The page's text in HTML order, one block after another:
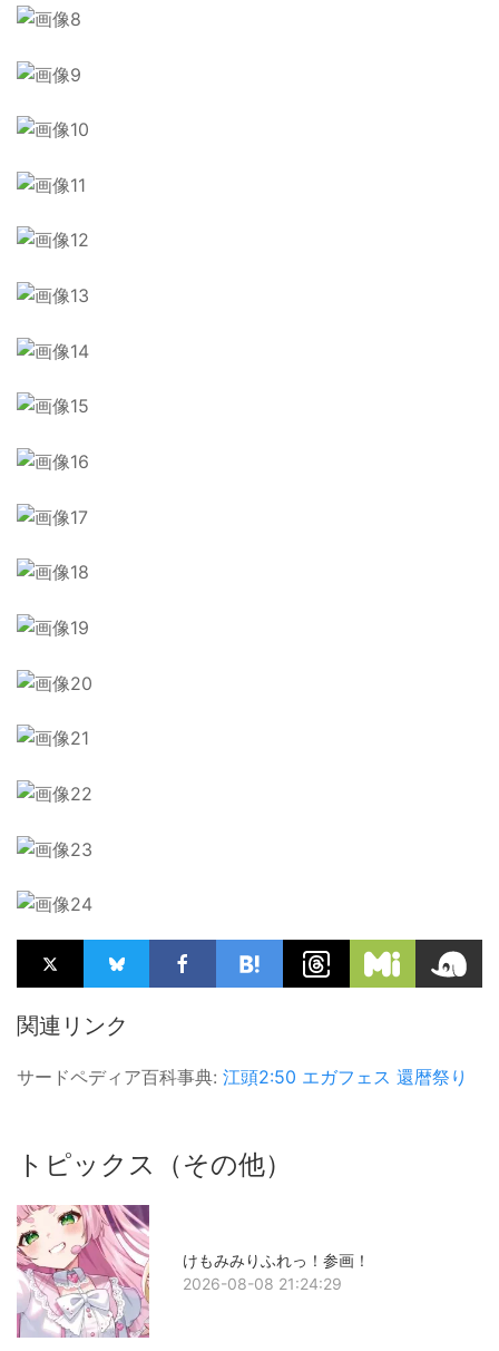
関連リンク
サードペディア百科事典: 江頭2:50 エガフェス 還暦祭り
トピックス（その他）
けもみみりふれっ！参画！
2026-08-08 21:24:29